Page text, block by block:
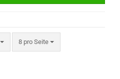
8 pro Seite
pro Seite